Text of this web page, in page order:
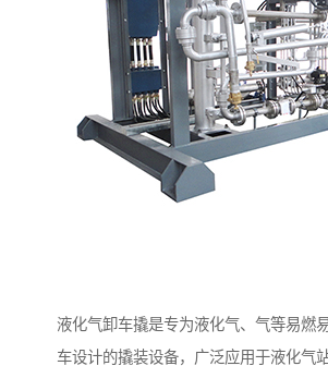
液化气卸车撬是专为液化气、气等易燃
车设计的撬装设备，广泛应用于液化气